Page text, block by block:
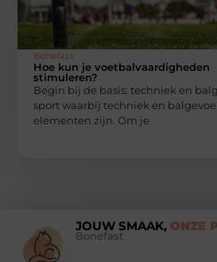
Bonefast
Hoe kun je voetbalvaardigheden
stimuleren?
Begin bij de basis: techniek en
sport waarbij techniek en
elementen zijn. Om je
JOUW SMAAK, ONZE
Bonefast